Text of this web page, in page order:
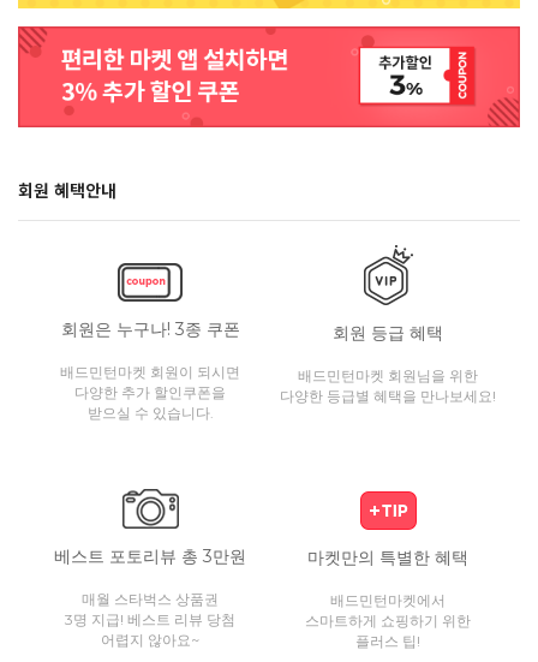
회원 혜택안내
회원은 누구나! 3종 쿠폰
배드민턴마켓 회원이 되시면
다양한 추가 할인쿠폰을
받으실 수 있습니다.
회원 등급 혜택
배드민턴마켓 회원님을 위한
다양한 등급별 혜택을 만나보세요!
베스트 포토리뷰 총 3만원
매월 스타벅스 상품권
3명 지급! 베스트 리뷰 당첨
어렵지 않아요~
마켓만의 특별한 혜택
배드민턴마켓에서
스마트하게 쇼핑하기 위한
플러스 팁!